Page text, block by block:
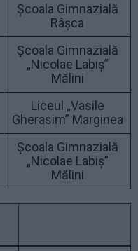
Școala Gimnazială
Râșca
Școala Gimnazială
„Nicolae Labiș”
Mălini
Liceul „Vasile
Gherasim” Marginea
Școala Gimnazială
„Nicolae Labiș”
Mălini